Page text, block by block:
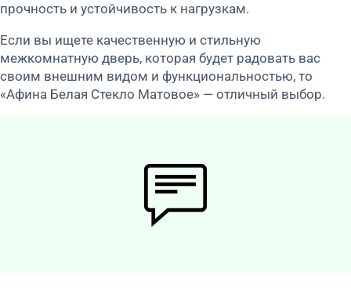
прочность и устойчивость к нагрузкам.
Если вы ищете качественную и стильную
межкомнатную дверь, которая будет радовать вас
своим внешним видом и функциональностью, то
«Афина Белая Стекло Матовое» — отличный выбор.